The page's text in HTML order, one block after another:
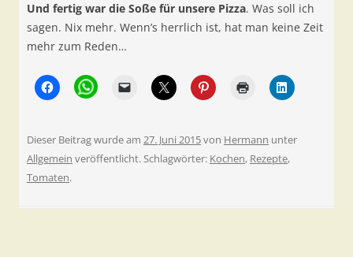
Und fertig war die Soße für unsere Pizza. Was soll ich
sagen. Nix mehr. Wenn’s herrlich ist, hat man keine Zeit
mehr zum Reden…
Dieser Beitrag wurde am 27. Juni 2015von Hermann unter
Allgemein veröffentlicht. Schlagwörter: Kochen, Rezepte,
Tomaten.